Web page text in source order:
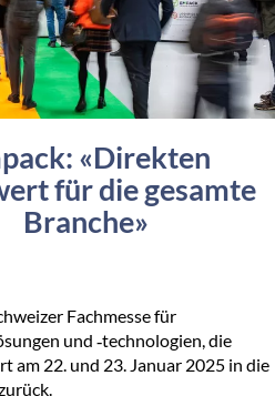
«Direkten
für die gesamte
Branche»
Fachmesse für
und ‑technologien, die
am 22. und 23. Januar 2025 in die